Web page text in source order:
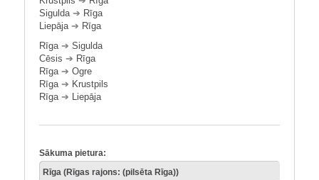
Sigulda➔ Rīga
Liepāja➔ Rīga
Rīga➔ Sigulda
Cēsis ➔ Rīga
Rīga➔ Ogre
Rīga➔ Krustpils
Rīga➔ Liepāja
Sākuma pietura: